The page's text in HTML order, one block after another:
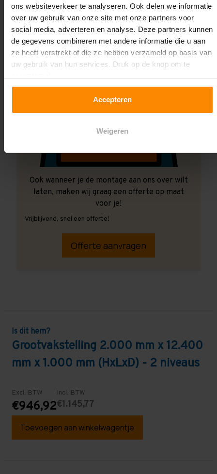
ons websiteverkeer te analyseren. Ook delen we informatie
over uw gebruik van onze site met onze partners voor
social media, adverteren en analyse. Deze partners kunnen
de gegevens combineren met andere informatie die u aan
ze heeft verstrekt of die ze hebben verzameld op basis van
uw gebruik van hun services. Druk op de knop om te
Accepteren
Weigeren
Ook wanneer je de montage aan ons over wilt
laten, maken wij graag een offerte op maat
voor je!
Vrijblijvend, snel een offerte!
Offerte aanvragen
Is dit hem?
Grootvakstelling 2.000 mm x 12.400
mm x 1.000 mm (HxLxD) - 2 niveaus
Excl. BTW
€946,92
Incl. BTW
€1.145,77
Toevoegen aan winkelwagentje